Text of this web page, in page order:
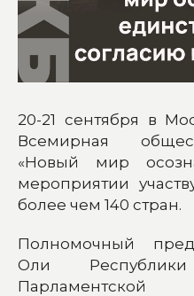
20-21 сентября в
Всемирная
«Новый мир
мероприятии
более чем 140 стран.
Полномочный
Оли